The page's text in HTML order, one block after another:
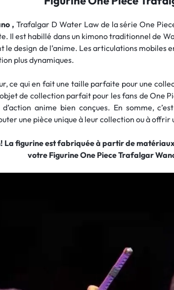
, Trafalgar D Water Law de la série One
Il est habillé dans un kimono traditionnel de
design de l’anime. Les articulations mobiles
plus dynamiques.
ce qui en fait une taille parfaite pour une
de collection parfait pour les fans de One
anime bien conçues. En somme,
une pièce unique à leur collection ou à
La figurine est fabriquée à partir de
votre Figurine One Piece Trafalgar